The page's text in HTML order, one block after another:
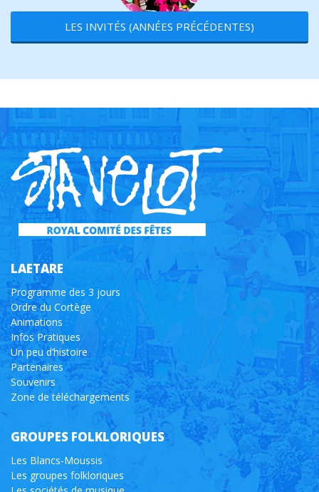
LES INVITÉS (ANNÉES PRÉCÉDENTES)
LAETARE
Programme des 3 jours
Ordre du Cortège
Animations
Infos Pratiques
Un peu d’histoire
Partenaires
Souvenirs
Zone de téléchargements
GROUPES FOLKLORIQUES
Les Blancs-Moussis
Les groupes folkloriques